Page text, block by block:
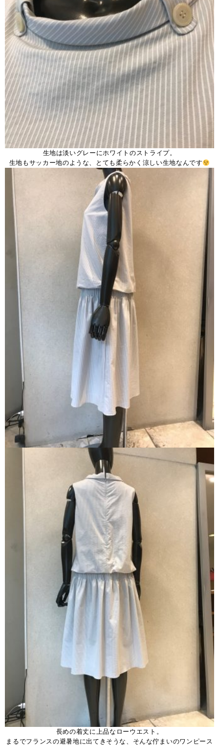
生地は淡いグレーにホワイトのストライプ。
生地もサッカー地のような、とても柔らかく涼しい生地なんです
長めの着丈に上品なローウエスト。
まるでフランスの避暑地に出てきそうな、そんな佇まいのワンピース